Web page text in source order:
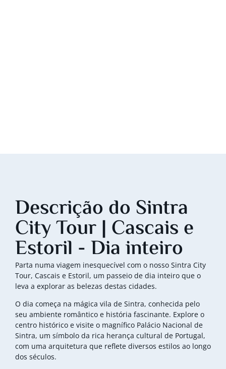
Descrição do Sintra
City Tour | Cascais e
Estoril - Dia inteiro
Parta numa viagem inesquecível com o nosso Sintra City
Tour, Cascais e Estoril, um passeio de dia inteiro que o
leva a explorar as belezas destas cidades.
O dia começa na mágica vila de Sintra, conhecida pelo
seu ambiente romântico e história fascinante. Explore o
centro histórico e visite o magnífico Palácio Nacional de
Sintra, um símbolo da rica herança cultural de Portugal,
com uma arquitetura que reflete diversos estilos ao longo
dos séculos.